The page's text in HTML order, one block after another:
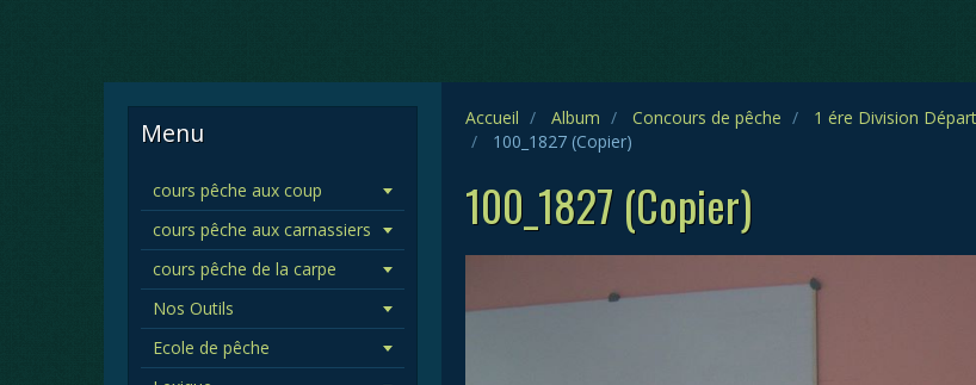
Accueil Album Concours de pêche 1 ére Division
100_1827 (Copier)
100_1827 (Copier)
Menu
cours pêche aux coup
cours pêche aux carnassiers
cours pêche de la carpe
Nos Outils
Ecole de pêche